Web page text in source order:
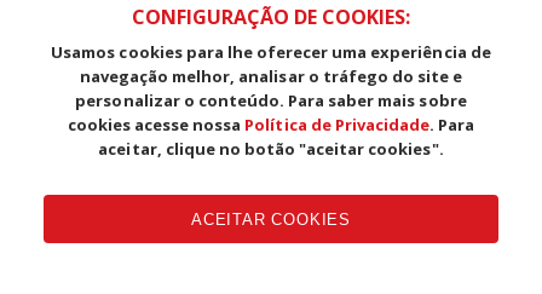
SDS, Edifício Venâncio III, Salas 101/106
CEP: 70393-902 - Brasília - DF
Telefone (61) 3225-1003 - E-mail cnte@cnte.org.br
Trabalhadores(as) na Base
CONFIGURAÇÃO DE COOKIES:
Usamos cookies para lhe oferecer uma experiência de
navegação melhor, analisar o tráfego do site e
personalizar o conteúdo. Para saber mais sobre
cookies acesse nossa Política de Privacidade. Para
aceitar, clique no botão "aceitar cookies".
ACEITAR COOKIES